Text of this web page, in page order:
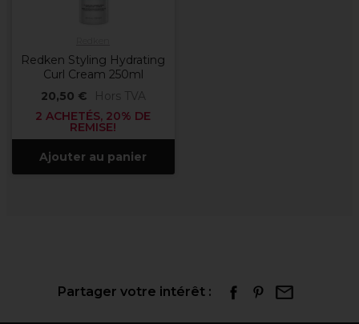
Redken Styling Hydrating
Curl Cream 250ml
20,50 €
Hors TVA
2 ACHETÉS, 20% DE
REMISE!
Ajouter au panier
Partager votre intérêt :